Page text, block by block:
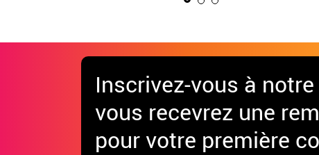
Inscrivez-vous à
vous recevrez une
pour votre première